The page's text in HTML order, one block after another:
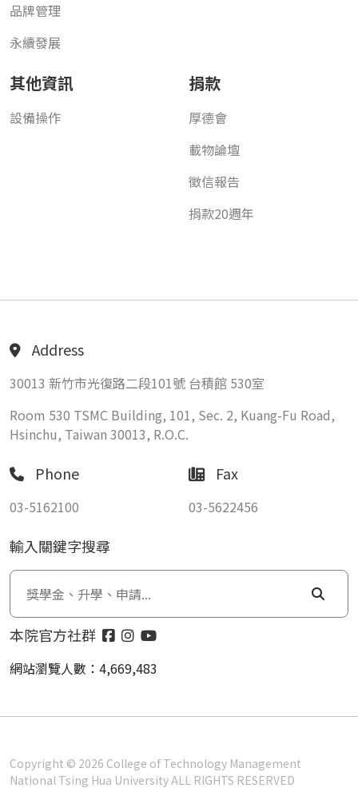
品牌管理
永續發展
其他資訊
設備操作
捐款
厚德會
載物論壇
徵信報告
捐款20週年
Address
30013 新竹市光復路二段101號 台積館 530室
Room 530 TSMC Building, 101, Sec. 2, Kuang-Fu Road,
Hsinchu, Taiwan 30013, R.O.C.
Phone
03-5162100
Fax
03-5622456
輸入關鍵字搜尋
本院官方社群
網站瀏覽人數：4,669,483
Copyright © 2026 College of Technology Management
National Tsing Hua University ALL RIGHTS RESERVED